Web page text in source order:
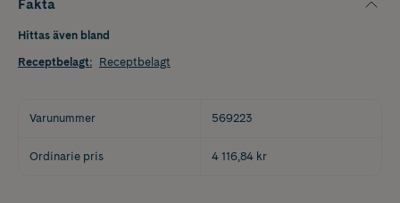
Fakta
Hittas även bland
Receptbelagt: Receptbelagt
Varunummer 569223
Ordinarie pris 4 116,84 kr